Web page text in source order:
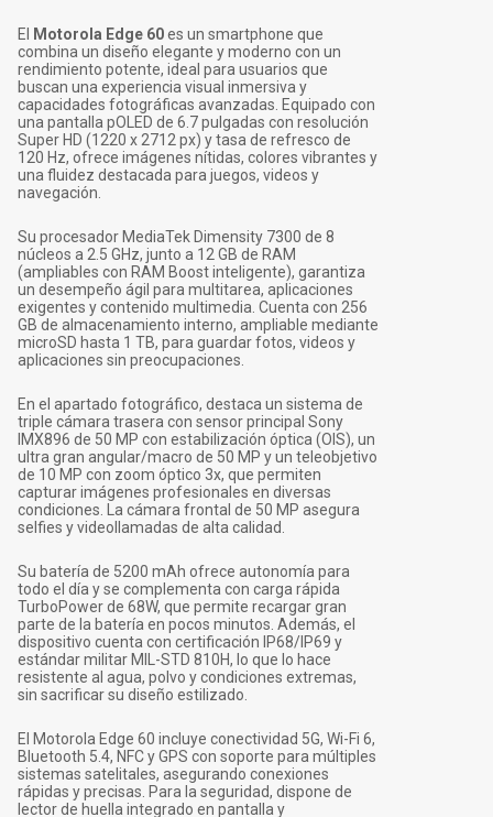
El Motorola Edge 60es un smartphone que
combina un diseño elegante y moderno con un
rendimiento potente, ideal para usuarios que
buscan una experiencia visual inmersiva y
capacidades fotográficas avanzadas. Equipado con
una pantalla pOLED de 6.7 pulgadas con resolución
Super HD (1220 x 2712 px) y tasa de refresco de
120 Hz, ofrece imágenes nítidas, colores vibrantes y
una fluidez destacada para juegos, videos y
navegación.
Su procesador MediaTek Dimensity 7300 de 8
núcleos a 2.5 GHz, junto a 12 GB de RAM
(ampliables con RAM Boost inteligente), garantiza
un desempeño ágil para multitarea, aplicaciones
exigentes y contenido multimedia. Cuenta con 256
GB de almacenamiento interno, ampliable mediante
microSD hasta 1 TB, para guardar fotos, videos y
aplicaciones sin preocupaciones.
En el apartado fotográfico, destaca un sistema de
triple cámara trasera con sensor principal Sony
IMX896 de 50 MP con estabilización óptica (OIS), un
ultra gran angular/macro de 50 MP y un teleobjetivo
de 10 MP con zoom óptico 3x, que permiten
capturar imágenes profesionales en diversas
condiciones. La cámara frontal de 50 MP asegura
selfies y videollamadas de alta calidad.
Su batería de 5200 mAh ofrece autonomía para
todo el día y se complementa con carga rápida
TurboPower de 68W, que permite recargar gran
parte de la batería en pocos minutos. Además, el
dispositivo cuenta con certificación IP68/IP69 y
estándar militar MIL-STD 810H, lo que lo hace
resistente al agua, polvo y condiciones extremas,
sin sacrificar su diseño estilizado.
El Motorola Edge 60 incluye conectividad 5G, Wi-Fi 6,
Bluetooth 5.4, NFC y GPS con soporte para múltiples
sistemas satelitales, asegurando conexiones
rápidas y precisas. Para la seguridad, dispone de
lector de huella integrado en pantalla y